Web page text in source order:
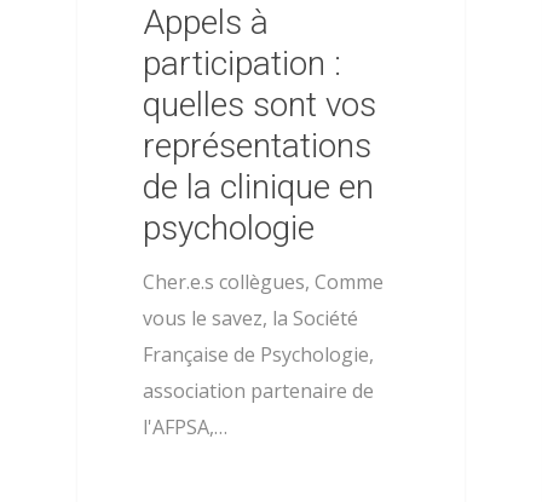
Appels à
participation :
quelles sont vos
représentations
de la clinique en
psychologie
Cher.e.s collègues, Comme
vous le savez, la Société
Française de Psychologie,
association partenaire de
l'AFPSA,…